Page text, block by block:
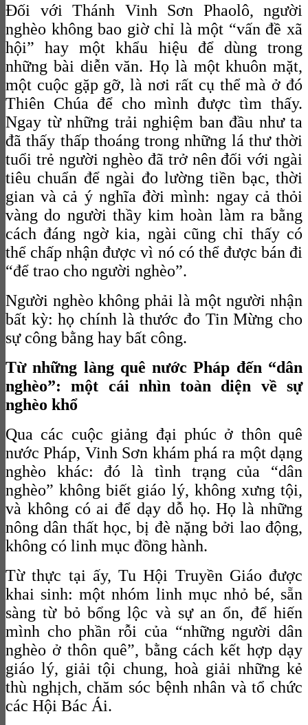
Đối với Thánh Vinh Sơn Phaolô, người
nghèo không bao giờ chỉ là một “vấn đề xã
hội” hay một khẩu hiệu để dùng trong
những bài diễn văn. Họ là một khuôn mặt,
một cuộc gặp gỡ, là nơi rất cụ thể mà ở đó
Thiên Chúa để cho mình được tìm thấy.
Ngay từ những trải nghiệm ban đầu như ta
đã thấy thấp thoáng trong những lá thư thời
tuổi trẻ người nghèo đã trở nên đối với ngài
tiêu chuẩn để ngài đo lường tiền bạc, thời
gian và cả ý nghĩa đời mình: ngay cả thỏi
vàng do người thầy kim hoàn làm ra bằng
cách đáng ngờ kia, ngài cũng chỉ thấy có
thể chấp nhận được vì nó có thể được bán đi
“để trao cho người nghèo”.
Người nghèo không phải là một người nhận
bất kỳ: họ chính là thước đo Tin Mừng cho
sự công bằng hay bất công.
Từ những làng quê nước Pháp đến “dân
nghèo”: một cái nhìn toàn diện về sự
nghèo khổ
Qua các cuộc giảng đại phúc ở thôn quê
nước Pháp, Vinh Sơn khám phá ra một dạng
nghèo khác: đó là tình trạng của “dân
nghèo” không biết giáo lý, không xưng tội,
và không có ai để dạy dỗ họ. Họ là những
nông dân thất học, bị đè nặng bởi lao động,
không có linh mục đồng hành.
Từ thực tại ấy, Tu Hội Truyền Giáo được
khai sinh: một nhóm linh mục nhỏ bé, sẵn
sàng từ bỏ bổng lộc và sự an ổn, để hiến
mình cho phần rỗi của “những người dân
nghèo ở thôn quê”, bằng cách kết hợp dạy
giáo lý, giải tội chung, hoà giải những kẻ
thù nghịch, chăm sóc bệnh nhân và tổ chức
các Hội Bác Ái.